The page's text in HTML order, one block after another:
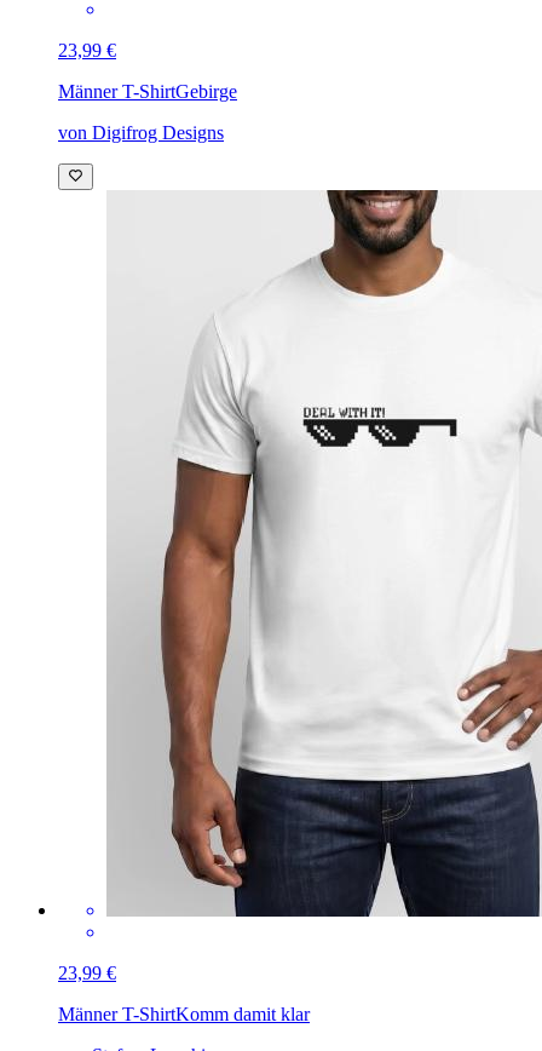
23,99 €
Männer T-ShirtGebirge
von Digifrog Designs
23,99 €
Männer T-ShirtKomm damit klar